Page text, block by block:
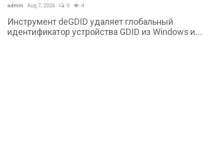
admin Aug 7, 2026 0 4
Инструмент deGDID удаляет глобальный
идентификатор устройства GDID из Windows и...